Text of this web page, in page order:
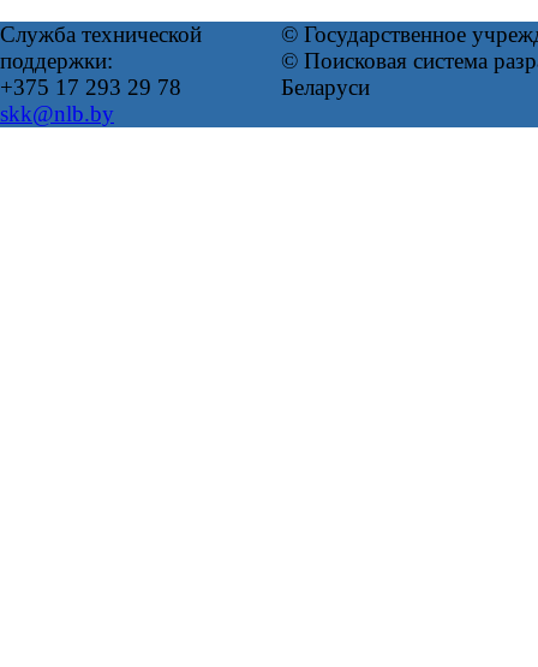
Служба технической
поддержки:
+375 17 293 29 78
skk@nlb.by
© Государственное
© Поисковая система
Беларуси